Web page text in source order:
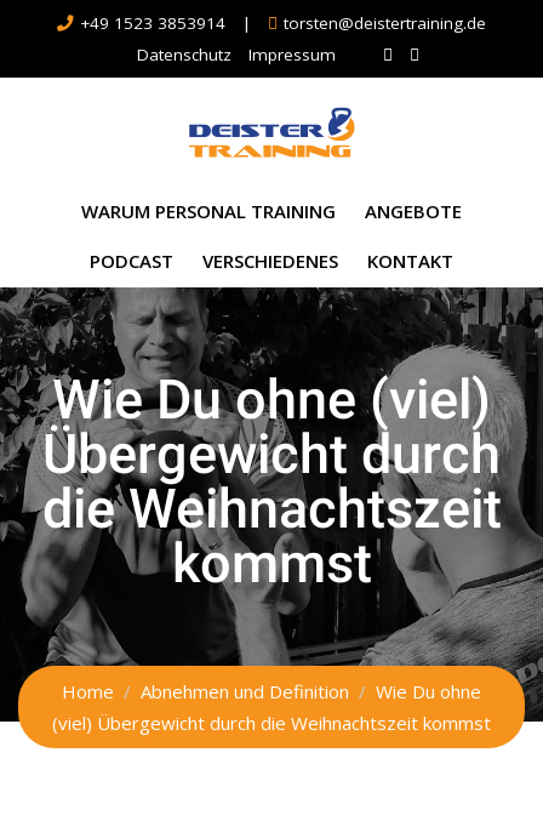
+49 1523 3853914 |
torsten@deistertraining.de
Datenschutz
Impressum
WARUM PERSONAL TRAINING ANGEBOTE
PODCAST VERSCHIEDENES KONTAKT
Wie Du ohne (viel)
Übergewicht durch
die Weihnachtszeit
kommst
Home Abnehmen und Definition
Wie Du ohne
(viel) Übergewicht durch die Weihnachtszeit kommst